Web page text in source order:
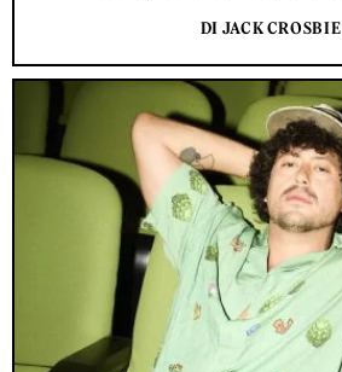
DI JACK CROSBIE